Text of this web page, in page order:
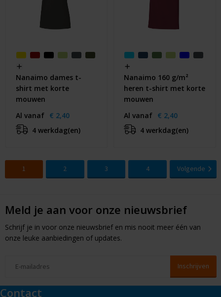
Nanaimo dames t-
shirt met korte
mouwen
Al vanaf € 2,40
4 werkdag(en)
Nanaimo 160 g/m²
heren t-shirt met korte
mouwen
Al vanaf € 2,40
4 werkdag(en)
1 2 3 4 Volgende
Meld je aan voor onze nieuwsbrief
Schrijf je in voor onze nieuwsbrief en mis nooit meer één van
onze leuke aanbiedingen of updates.
Contact